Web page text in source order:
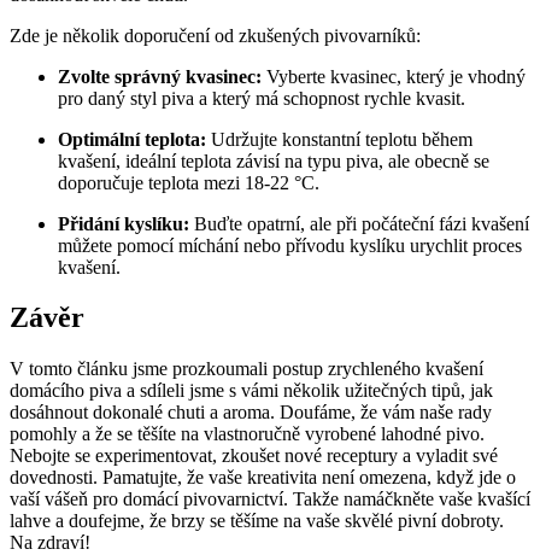
Zde je několik doporučení od zkušených pivovarníků:
Zvolte správný kvasinec: Vyberte kvasinec, který je vhodný
pro daný styl piva a který má schopnost rychle kvasit.
Optimální teplota: Udržujte konstantní teplotu během
kvašení, ideální teplota závisí na typu piva, ale obecně se
doporučuje teplota mezi 18-22 °C.
Přidání kyslíku: Buďte opatrní, ale při počáteční fázi kvašení
můžete pomocí míchání nebo přívodu kyslíku urychlit proces
kvašení.
Závěr
V tomto článku jsme prozkoumali postup zrychleného kvašení
domácího piva a sdíleli jsme s vámi několik užitečných tipů, jak
dosáhnout dokonalé chuti a aroma. Doufáme, že vám naše rady
pomohly a že se těšíte na vlastnoručně vyrobené lahodné pivo.
Nebojte se experimentovat, zkoušet nové receptury a vyladit své
dovednosti. Pamatujte, že vaše kreativita není omezena, když jde o
vaší vášeň pro domácí pivovarnictví. Takže namáčkněte vaše kvašící
lahve a doufejme, že brzy se těšíme na vaše skvělé pivní dobroty.
Na zdraví!